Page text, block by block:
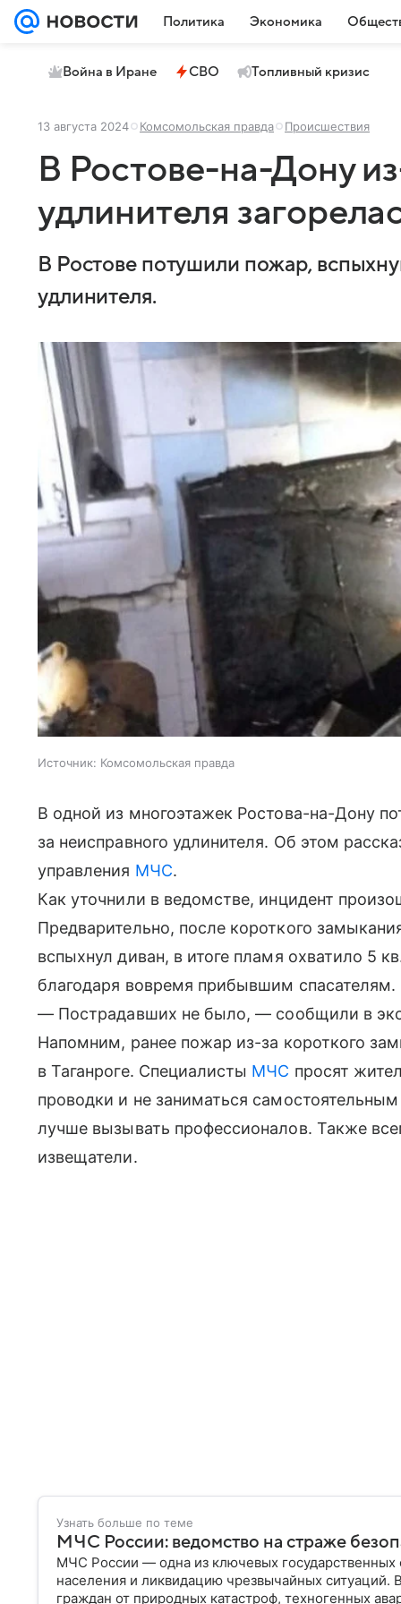
Политика Экономика
Война в Иране СВО Топливный кризис
13 августа 2024 Комсомольская правда Происшествия
В Ростове-на-Дону
удлинителя
В Ростове потушили пожар,
удлинителя.
Источник: Комсомольская правда
В одной из многоэтажек Ростова-на-Дону
за неисправного удлинителя. Об этом
управления МЧС.
Как уточнили в ведомстве, инцидент
Предварительно, после короткого
вспыхнул диван, в итоге пламя охватило 5
благодаря вовремя прибывшим спасателям.
— Пострадавших не было, — сообщили в
Напомним, ранее пожар из-за короткого
в Таганроге. Специалисты МЧС просят
проводки и не заниматься
лучше вызывать профессионалов. Также
извещатели.
Узнать больше по теме
МЧС России: ведомство на страже
МЧС России — одна из ключевых государственных
населения и ликвидацию чрезвычайных ситуаций.
граждан от природных катастроф, техногенных